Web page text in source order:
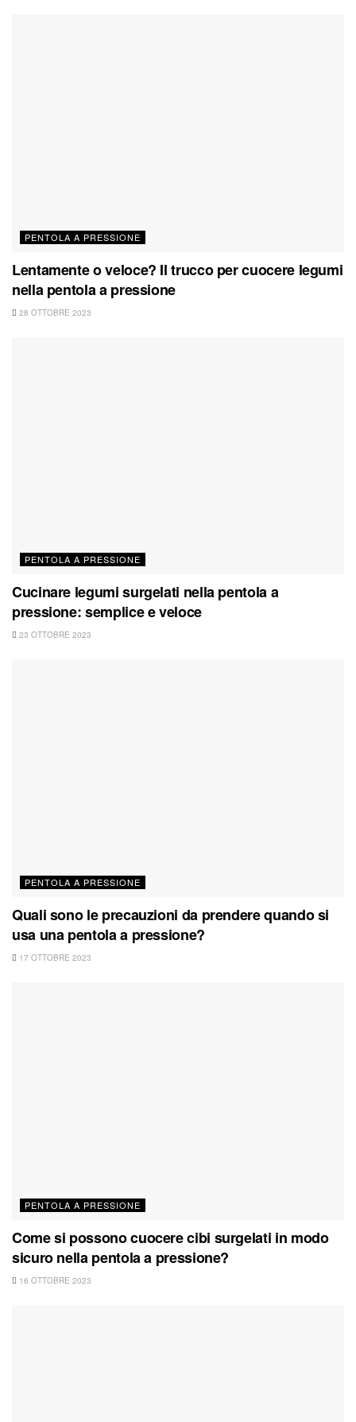
PENTOLA A PRESSIONE
Lentamente o veloce? Il trucco per cuocere legumi
nella pentola a pressione
28 OTTOBRE 2023
PENTOLA A PRESSIONE
Cucinare legumi surgelati nella pentola a
pressione: semplice e veloce
23 OTTOBRE 2023
PENTOLA A PRESSIONE
Quali sono le precauzioni da prendere quando si
usa una pentola a pressione?
17 OTTOBRE 2023
PENTOLA A PRESSIONE
Come si possono cuocere cibi surgelati in modo
sicuro nella pentola a pressione?
16 OTTOBRE 2023